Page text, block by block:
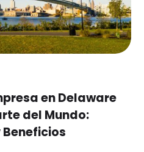
en Delaware
del Mundo: